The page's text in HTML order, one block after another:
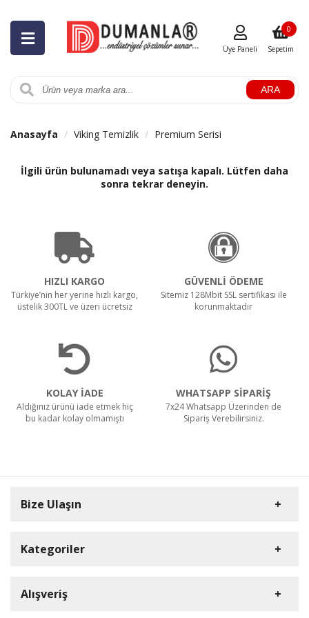
ARA
Üye Paneli Sepetim
0
Anasayfa Viking Temizlik Premium Serisi
İlgili ürün bulunamadı veya satışa kapalı. Lütfen daha
sonra tekrar deneyin.
HIZLI KARGO
Türkiye’nin her yerine hızlı kargo,
üstelik 300TL ve üzeri ücretsiz
GÜVENLİ ÖDEME
Sitemiz 128Mbit SSL sertifikası ile
korunmaktadır
KOLAY İADE
Aldığınız ürünü iade etmek hiç
bu kadar kolay olmamıştı
WHATSAPP SİPARİŞ
7x24 Whatsapp Üzerinden de
Sipariş Verebilirsiniz.
Bize Ulaşın
Kategoriler
Rulopak
Alışveriş